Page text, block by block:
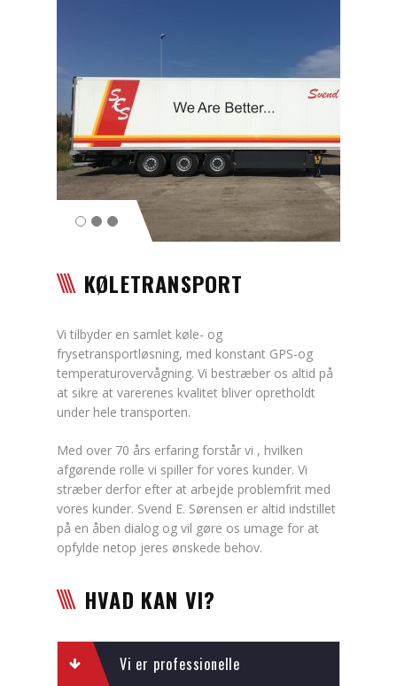
KØLETRANSPORT
Vi tilbyder en samlet køle- og
frysetransportløsning, med konstant GPS-og
temperaturovervågning. Vi bestræber os altid på
at sikre at varerenes kvalitet bliver opretholdt
under hele transporten.
Med over 70 års erfaring forstår vi , hvilken
afgørende rolle vi spiller for vores kunder. Vi
stræber derfor efter at arbejde problemfrit med
vores kunder. Svend E. Sørensen er altid indstillet
på en åben dialog og vil gøre os umage for at
opfylde netop jeres ønskede behov.
HVAD KAN VI?
Vi er professionelle